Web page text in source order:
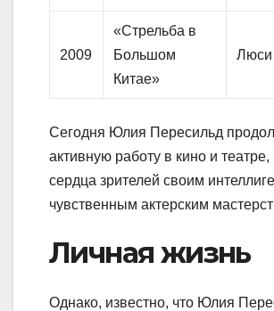
2009
«Стрельба в
Большом
Китае»
Люси
Сегодня Юлия Пересильд
активную работу в кино и театре,
сердца зрителей своим
чувственным актерским
Личная жизнь
Однако, известно, что Юлия